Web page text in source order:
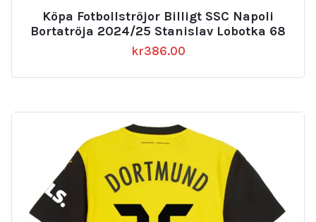
Köpa Fotbollströjor Billigt SSC Napoli
Bortatröja 2024/25 Stanislav Lobotka 68
kr386.00